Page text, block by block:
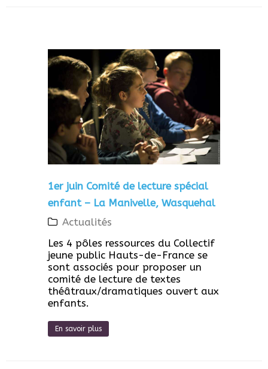
1er juin Comité de lecture spécial
enfant – La Manivelle, Wasquehal
Actualités
Les 4 pôles ressources du Collectif
jeune public Hauts-de-France se
sont associés pour proposer un
comité de lecture de textes
théâtraux/dramatiques ouvert aux
enfants.
En savoir plus